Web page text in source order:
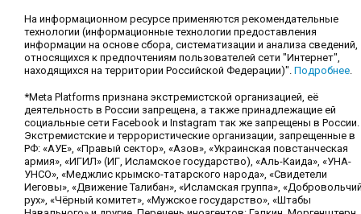
На информационном ресурсе применяются рекомендательные
технологии (информационные технологии предоставления
информации на основе сбора, систематизации и анализа сведений,
относящихся к предпочтениям пользователей сети "Интернет",
находящихся на территории Российской Федерации)". Подробнее.
*Meta Platforms признана экстремистской организацией, её
деятельность в России запрещена, а также принадлежащие ей
социальные сети Facebook и Instagram так же запрещены в России.
Экстремистские и террористические организации, запрещенные в
РФ: «АУЕ», «Правый сектор», «Азов», «Украинская повстанческая
армия», «ИГИЛ» (ИГ, Исламское государство), «Аль-Каида», «УНА-
УНСО», «Меджлис крымско-татарского народа», «Свидетели
Иеговы», «Движение Талибан», «Исламская группа»,
рух», «Чёрный комитет», «Мужское государство», «Штабы